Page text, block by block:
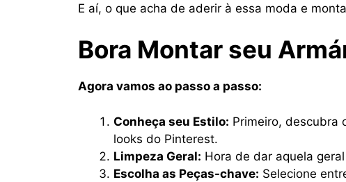
E aí, o que acha de aderir à essa moda e
Bora Montar seu
Agora vamos ao passo a passo:
Conheça seu Estilo: Primeiro, descubra
looks do Pinterest.
Limpeza Geral: Hora de dar aquela
Escolha as Peças-chave: Selecione